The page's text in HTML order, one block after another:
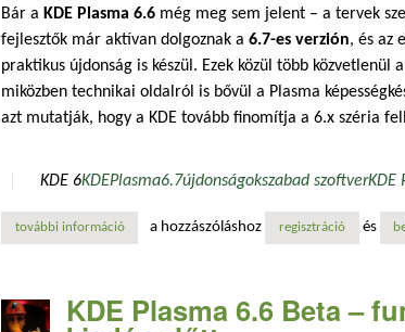
Bár a KDE Plasma 6.6 még meg sem jelent – a tervek
fejlesztők már aktívan dolgoznak a 6.7-es verzión, és az
praktikus újdonság is készül. Ezek közül több
miközben technikai oldalról is bővül a Plasma
azt mutatják, hogy a KDE tovább finomítja a 6.x széria
KDE 6KDEPlasma6.7újdonságokszabad szoftverKDE
további információkde plasma 6.7: azonnali váltás a világos és a
a hozzászóláshoz regisztráció és
KDE Plasma 6.6 Beta –